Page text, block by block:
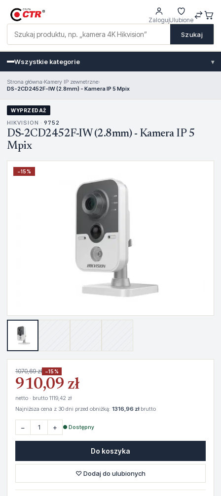
Szukaj
ZalogujUlubione
Wszystkie kategorie ▾
Strona główna›Kamery IP zewnetrzne›
DS-2CD2452F-IW (2.8mm) - Kamera IP 5 Mpix
WYPRZEDAŻ
HIKVISION · 9752
DS-2CD2452F-IW (2.8mm) - Kamera IP 5
Mpix
−15%
1070,69 zł −15%
910,09 zł
netto · brutto 1119,42 zł
Najniższa cena z 30 dni przed obniżką: 1316,96 złbrutto
− + ● Dostępny
Do koszyka
♡ Dodaj do ulubionych